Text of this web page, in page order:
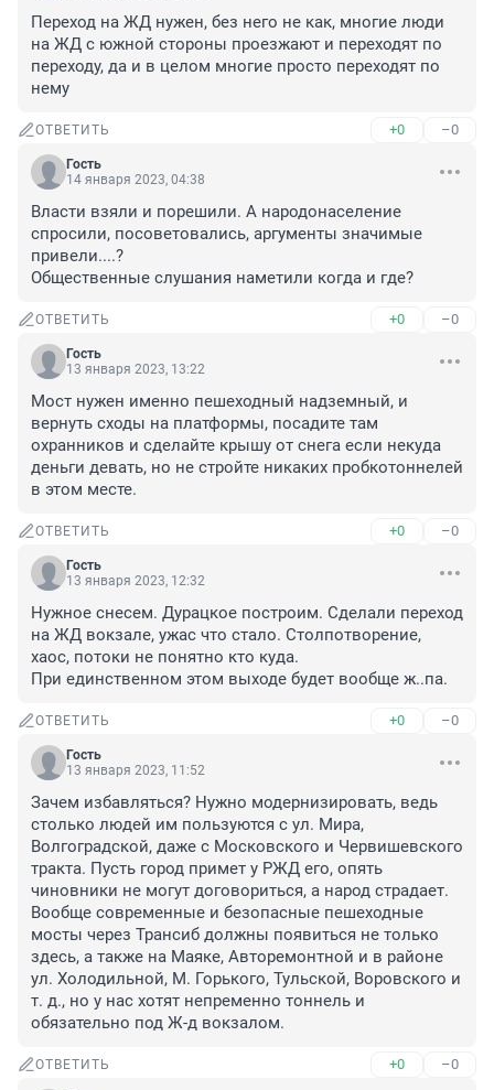
Переход на ЖД нужен, без него не как, многие люди
на ЖД с южной стороны проезжают и переходят по
переходу, да и в целом многие просто переходят по
нему
ОТВЕТИТЬ +0 –0
Гость
14 января 2023, 04:38
Власти взяли и порешили. А народонаселение
спросили, посоветовались, аргументы значимые
привели....?
Общественные слушания наметили когда и где?
ОТВЕТИТЬ +0 –0
Гость
13 января 2023, 13:22
Мост нужен именно пешеходный надземный, и
вернуть сходы на платформы, посадите там
охранников и сделайте крышу от снега если некуда
деньги девать, но не стройте никаких пробкотоннелей
в этом месте.
ОТВЕТИТЬ +0 –0
Гость
13 января 2023, 12:32
Нужное снесем. Дурацкое построим. Сделали переход
на ЖД вокзале, ужас что стало. Столпотворение,
хаос, потоки не понятно кто куда.
При единственном этом выходе будет вообще ж..па.
ОТВЕТИТЬ +0 –0
Гость
13 января 2023, 11:52
Зачем избавляться? Нужно модернизировать, ведь
столько людей им пользуются с ул. Мира,
Волгоградской, даже с Московского и Червишевского
тракта. Пусть город примет у РЖД его, опять
чиновники не могут договориться, а народ страдает.
Вообще современные и безопасные пешеходные
мосты через Трансиб должны появиться не только
здесь, а также на Маяке, Авторемонтной и в районе
ул. Холодильной, М. Горького, Тульской, Воровского и
т. д., но у нас хотят непременно тоннель и
обязательно под Ж-д вокзалом.
ОТВЕТИТЬ +0 –0